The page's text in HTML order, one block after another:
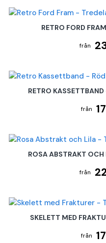
RETRO FORD
RETRO
ROSA ABSTRAKT
SKELETT MED